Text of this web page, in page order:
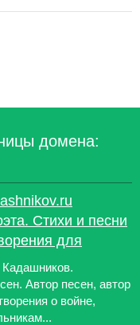
домена:
Стихи и песни
для
Кадашников.
Автор песен, автор
о войне,